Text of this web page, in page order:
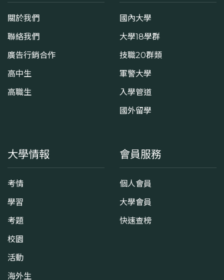
關於我們
聯絡我們
廣告行銷合作
高中生
高職生
國內大學
大學18學群
技職20群類
軍警大學
入學管道
國外留學
大學情報
考情
學習
考題
校園
活動
海外生
會員服務
個人會員
大學會員
快速查榜